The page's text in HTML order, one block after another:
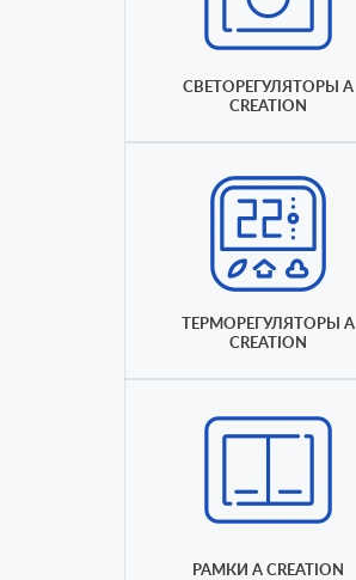
СВЕТОРЕГУЛЯТОРЫ A
CREATION
ТЕРМОРЕГУЛЯТОРЫ A
CREATION
РАМКИ A CREATION